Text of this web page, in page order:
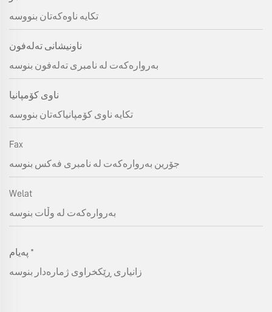
ناونیشانی تەلەفون
ناوی کۆمپانیا
Fax
Welat
*